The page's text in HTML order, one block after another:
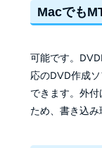
Macでも
可能です。
応のDVD作成
できます。外
ため、書き込み